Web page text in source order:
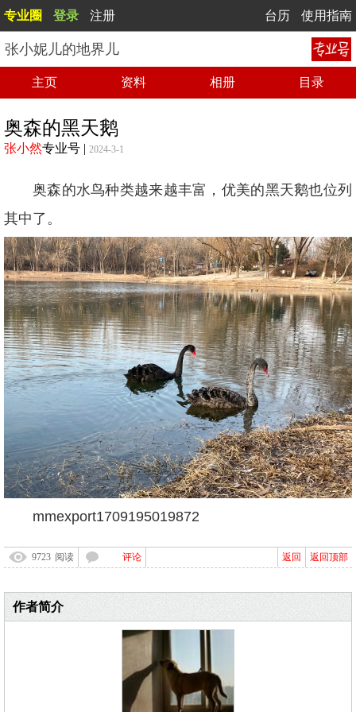
专业圈 登录 注册 台历 使用指南
张小妮儿的地界儿
主页 资料 相册 目录
奥森的黑天鹅
张小然专业号 | 2024-3-1
奥森的水鸟种类越来越丰富，优美的黑天鹅也位列
其中了。
mmexport1709195019872
9723 阅读 评论 返回顶部
返回
作者简介